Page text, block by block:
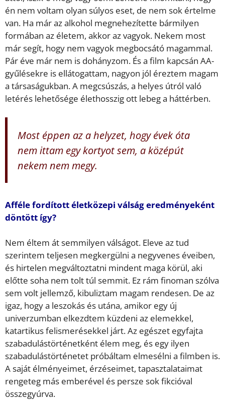
én nem voltam olyan súlyos eset, de nem sok értelme
van. Ha már az alkohol megnehezítette bármilyen
formában az életem, akkor az vagyok. Nekem most
már segít, hogy nem vagyok megbocsátó magammal.
Pár éve már nem is dohányzom. És a film kapcsán AA-
gyűlésekre is ellátogattam, nagyon jól éreztem magam
a társaságukban. A megcsúszás, a helyes útról való
letérés lehetősége élethosszig ott lebeg a háttérben.
Most éppen az a helyzet, hogy évek óta
nem ittam egy kortyot sem, a középút
nekem nem megy.
Afféle fordított életközepi válság eredményeként
döntött így?
Nem éltem át semmilyen válságot. Eleve az tud
szerintem teljesen megkergülni a negyvenes éveiben,
és hirtelen megváltoztatni mindent maga körül, aki
előtte soha nem tolt túl semmit. Ez rám finoman szólva
sem volt jellemző, kibuliztam magam rendesen. De az
igaz, hogy a leszokás és utána, amikor egy új
univerzumban elkezdtem küzdeni az elemekkel,
katartikus felismerésekkel járt. Az egészet egyfajta
szabadulástörténetként élem meg, és egy ilyen
szabadulástörténetet próbáltam elmesélni a filmben is.
A saját élményeimet, érzéseimet, tapasztalataimat
rengeteg más emberével és persze sok fikcióval
összegyúrva.